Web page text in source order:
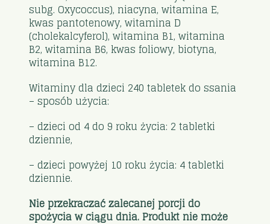
subg. Oxycoccus), niacyna, witamina E,
kwas pantotenowy, witamina D
(cholekalcyferol), witamina B1, witamina
B2, witamina B6, kwas foliowy, biotyna,
witamina B12.
Witaminy dla dzieci 240 tabletek do ssania
– sposób użycia:
– dzieci od 4 do 9 roku życia: 2 tabletki
dziennie,
– dzieci powyżej 10 roku życia: 4 tabletki
dziennie.
Nie przekraczać zalecanej porcji do
spożycia w ciągu dnia. Produkt nie może